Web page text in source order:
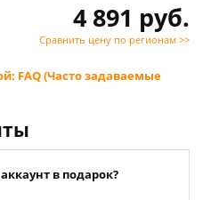
4 891 руб.
Сравнить цену по регионам >>
FAQ (Часто задаваемые
в подарок?